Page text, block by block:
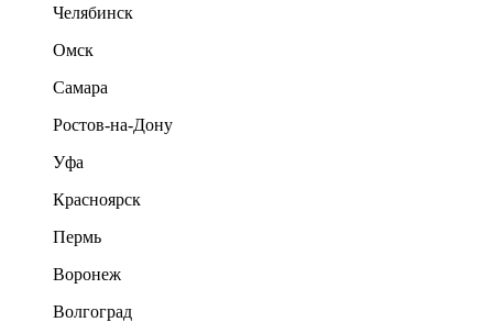
Челябинск
Омск
Самара
Ростов-на-Дону
Уфа
Красноярск
Пермь
Воронеж
Волгоград